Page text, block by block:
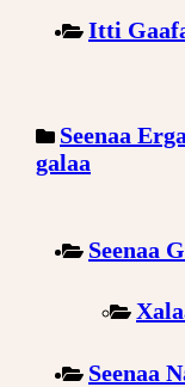
Itti
Seenaa
galaa
Seenaa
Seenaa